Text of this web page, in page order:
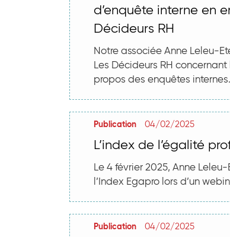
d’enquête interne en
Décideurs RH
Notre associée Anne Leleu-
Les Décideurs RH
propos des enquêtes
Publication 04/02/2025
L’index de l’égalité
Le 4 février 2025, Anne
l’Index Egapro lors d’un
Publication 04/02/2025